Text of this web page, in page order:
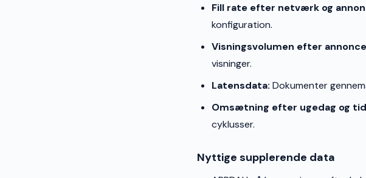
Fill rate efter netværk og
konfiguration.
Visningsvolumen efter
visninger.
Latensdata: Dokumenter
Omsætning efter ugedag og
cyklusser.
Nyttige supplerende data